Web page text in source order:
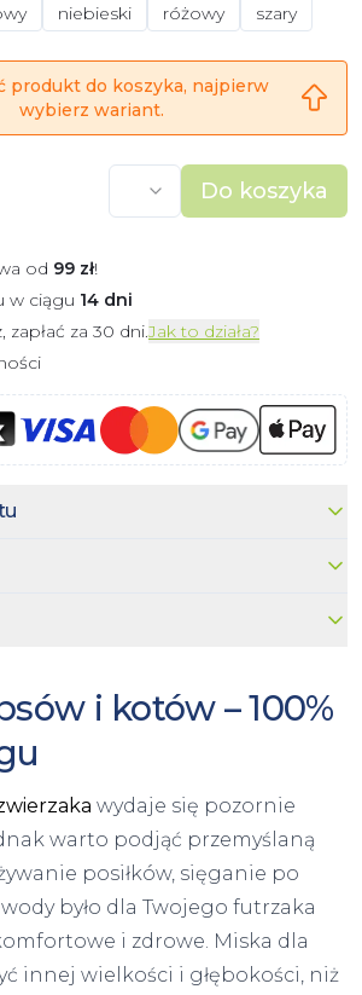
niebieski różowy szary
produkt do koszyka, najpierw
wybierz wariant.
Do koszyka
od 99 zł!
w ciągu 14 dni
zapłać za 30 dni.Jak to działa?
i kotów – 100%
wydaje się pozornie
warto podjąć przemyślaną
posiłków, sięganie po
było dla Twojego futrzaka
i zdrowe. Miska dla
innej wielkości i głębokości, niż